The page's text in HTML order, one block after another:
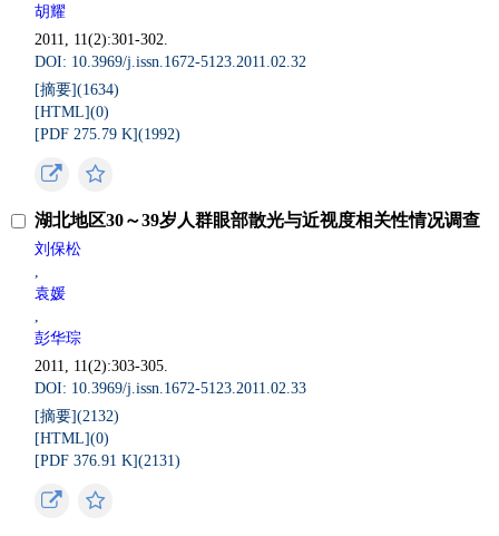
胡耀
2011, 11(2):301-302.
DOI: 10.3969/j.issn.1672-5123.2011.02.32
[摘要](1634)
[HTML](0)
[PDF 275.79 K](1992)
湖北地区30～39岁人群眼部散光与近视度相关性情况调查
刘保松
,
袁媛
,
彭华琮
2011, 11(2):303-305.
DOI: 10.3969/j.issn.1672-5123.2011.02.33
[摘要](2132)
[HTML](0)
[PDF 376.91 K](2131)